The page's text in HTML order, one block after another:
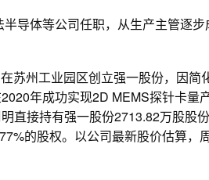
导体等公司任职，从生产主管逐
苏州工业园区创立强一股份，因简
年成功实现2D MEMS探针卡量
直接持有强一股份2713.82万股股
的股权。以公司最新股价估算，